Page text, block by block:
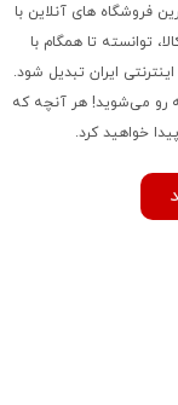
فروشگاه های آنلاین با
توانسته تا همگام با
ایران تبدیل شود.
رو می‌شوید! هر آنچه که
خواهید کرد.